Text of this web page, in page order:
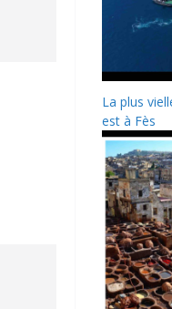
La plus
est à Fès